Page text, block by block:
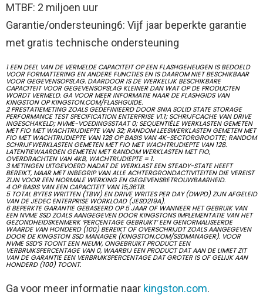
MTBF: 2 miljoen uur
Garantie/ondersteuning6: Vijf jaar beperkte garantie
met gratis technische ondersteuning
1 EEN DEEL VAN DE VERMELDE CAPACITEIT OP EEN FLASHGEHEUGEN IS BEDOELD
VOOR FORMATTERING EN ANDERE FUNCTIES EN IS DAAROM NIET BESCHIKBAAR
VOOR GEGEVENSOPSLAG. DAARDOOR IS DE WERKELIJK BESCHIKBARE
CAPACITEIT VOOR GEGEVENSOPSLAG KLEINER DAN WAT OP DE PRODUCTEN
WORDT VERMELD. GA VOOR MEER INFORMATIE NAAR DE FLASHGIDS VAN
KINGSTON OP KINGSTON.COM/FLASHGUIDE.
2 PRESTATIEMETING ZOALS GEDEFINIEERD DOOR SNIA SOLID STATE STORAGE
PERFORMANCE TEST SPECIFICATION ENTERPRISE V1.1; SCHRIJFCACHE VAN DRIVE
INGESCHAKELD; NVME-VOEDINGSSTAAT 0; SEQUENTIËLE WERKLASTEN GEMETEN
MET FIO MET WACHTRIJDIEPTE VAN 32; RANDOM LEESWERKLASTEN GEMETEN MET
FIO MET WACHTRIJDIEPTE VAN 128 OP BASIS VAN 4K-SECTORGROOTTE; RANDOM
SCHRIJFWERKLASTEN GEMETEN MET FIO MET WACHTRIJDIEPTE VAN 128.
LATENTIEWAARDEN GEMETEN MET RANDOM WERKLASTEN MET FIO,
OVERDRACHTEN VAN 4KB, WACHTRIJDIEPTE = 1.
3 METINGEN UITGEVOERD NADAT DE WERKLAST EEN STEADY-STATE HEEFT
BEREIKT, MAAR MET INBEGRIP VAN ALLE ACHTERGRONDACTIVITEITEN DIE VEREIST
ZIJN VOOR EEN NORMALE WERKING EN GEGEVENSBETROUWBAARHEID.
4 OP BASIS VAN EEN CAPACITEIT VAN 15,36TB.
5 TOTAL BYTES WRITTEN (TBW) EN DRIVE WRITES PER DAY (DWPD) ZIJN AFGELEID
VAN DE JEDEC ENTERPRISE WORKLOAD (JESD219A).
6 BEPERKTE GARANTIE GEBASEERD OP 5 JAAR OF WANNEER HET GEBRUIK VAN
EEN NVME SSD ZOALS AANGEGEVEN DOOR KINGSTONS IMPLEMENTATIE VAN HET
GEZONDHEIDSKENMERK ‘PERCENTAGE GEBRUIKT’ EEN GENORMALISEERDE
WAARDE VAN HONDERD (100) BEREIKT OF OVERSCHRIJDT ZOALS AANGEGEVEN
DOOR DE KINGSTON SSD MANAGER (KINGSTON.COM/SSDMANAGER). VOOR
NVME SSD’S TOONT EEN NIEUW, ONGEBRUIKT PRODUCT EEN
VERBRUIKSPERCENTAGE VAN 0, WAARBIJ EEN PRODUCT DAT AAN DE LIMIET ZIT
VAN DE GARANTIE EEN VERBRUIKSPERCENTAGE DAT GROTER IS OF GELIJK AAN
HONDERD (100) TOONT.
Ga voor meer informatie naar kingston.com.